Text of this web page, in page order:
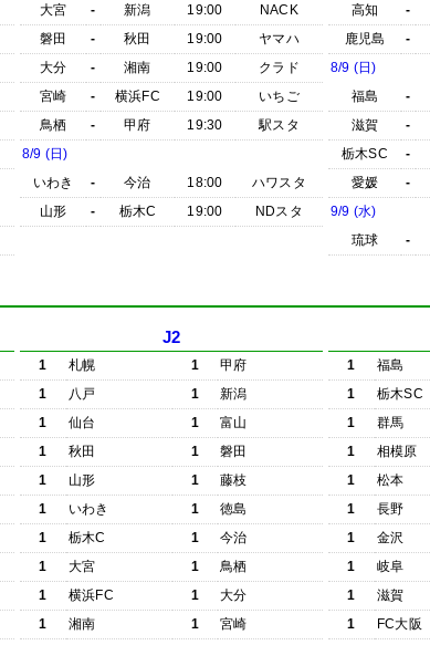
大宮
- 新潟 19:00
NACK
磐田
- 秋田 19:00
ヤマハ
大分
- 湘南 19:00
クラド
宮崎
- 横浜FC 19:00
いちご
鳥栖
- 甲府 19:30
駅スタ
8/9 (日)
いわき
- 今治 18:00
ハワスタ
山形
- 栃木C 19:00 NDスタ
高知
-
鹿児島
-
8/9 (日)
福島
-
滋賀
-
栃木SC
-
愛媛
-
9/9 (水)
琉球
-
J2
1 札幌 1
甲府
1
八戸 1
新潟
1
仙台 1
富山
1
秋田 1
磐田
1
山形 1
藤枝
1
いわき 1
徳島
1
栃木C 1
今治
1
大宮 1
鳥栖
1
横浜FC 1
大分
1
湘南 1 宮崎
1 福島
1
栃木SC
1
群馬
1
相模原
1
松本
1
長野
1
金沢
1
岐阜
1
滋賀
1
FC大阪